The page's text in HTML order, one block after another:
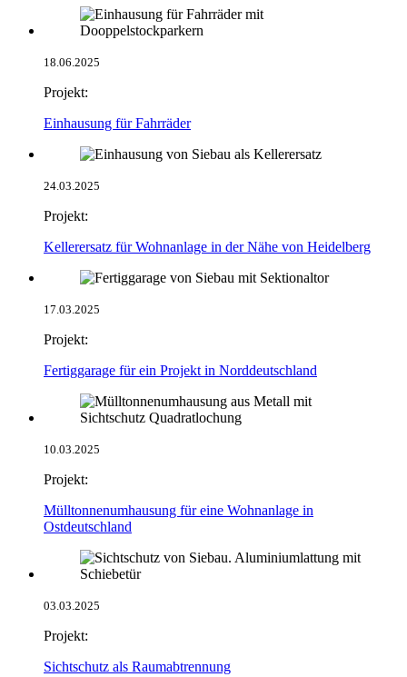
18.06.2025
Projekt:
Einhausung für Fahrräder
24.03.2025
Projekt:
Kellerersatz für Wohnanlage in der Nähe von Heidelberg
17.03.2025
Projekt:
Fertiggarage für ein Projekt in Norddeutschland
10.03.2025
Projekt:
Mülltonnenumhausung für eine Wohnanlage in
Ostdeutschland
03.03.2025
Projekt:
Sichtschutz als Raumabtrennung